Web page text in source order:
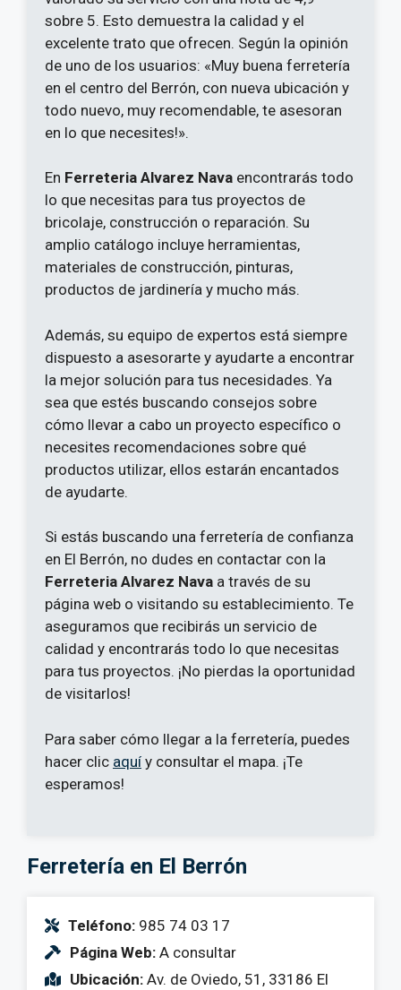
sobre 5. Esto demuestra la calidad y el
excelente trato que ofrecen. Según la opinión
de uno de los usuarios: «Muy buena ferretería
en el centro del Berrón, con nueva ubicación y
todo nuevo, muy recomendable, te asesoran
en lo que necesites!».
En Ferreteria Alvarez Nava encontrarás todo
lo que necesitas para tus proyectos de
bricolaje, construcción o reparación. Su
amplio catálogo incluye herramientas,
materiales de construcción, pinturas,
productos de jardinería y mucho más.
Además, su equipo de expertos está siempre
dispuesto a asesorarte y ayudarte a encontrar
la mejor solución para tus necesidades. Ya
sea que estés buscando consejos sobre
cómo llevar a cabo un proyecto específico o
necesites recomendaciones sobre qué
productos utilizar, ellos estarán encantados
de ayudarte.
Si estás buscando una ferretería de confianza
en El Berrón, no dudes en contactar con la
Ferreteria Alvarez Nava a través de su
página web o visitando su establecimiento. Te
aseguramos que recibirás un servicio de
calidad y encontrarás todo lo que necesitas
para tus proyectos. ¡No pierdas la oportunidad
de visitarlos!
Para saber cómo llegar a la ferretería, puedes
hacer clic aquí y consultar el mapa. ¡Te
esperamos!
Ferretería en El Berrón
Teléfono: 985 74 03 17
Página Web: A consultar
Ubicación: Av. de Oviedo, 51, 33186 El